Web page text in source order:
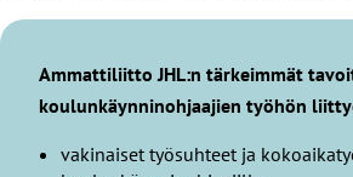
Ammattiliitto JHL:n tärkeimmät
koulunkäynninohjaajien työhön
vakinaiset työsuhteet ja